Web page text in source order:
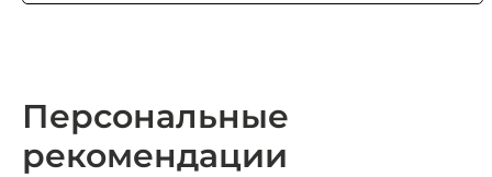
Персональные
рекомендации